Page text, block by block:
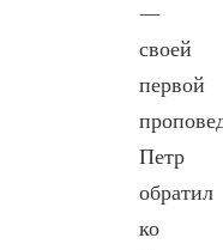
—
своей
первой
Петр
обратил
ко